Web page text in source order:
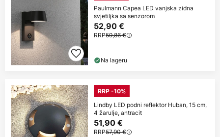
Paulmann Capea LED vanjska zidna
svjetiljka sa senzorom
52,90 €
RRP59,86 €
Na lageru
RRP -10%
Lindby LED podni reflektor Huban, 15 cm,
4 žarulje, antracit
51,90 €
RRP57,90 €